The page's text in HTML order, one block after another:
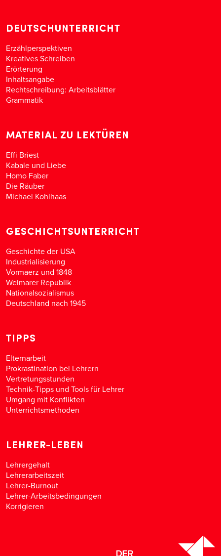
DEUTSCHUNTERRICHT
Erzählperspektiven
Kreatives Schreiben
Erörterung
Inhaltsangabe
Rechtschreibung: Arbeitsblätter
Grammatik
MATERIAL ZU LEKTÜREN
Effi Briest
Kabale und Liebe
Homo Faber
Die Räuber
Michael Kohlhaas
GESCHICHTSUNTERRICHT
Geschichte der USA
Industrialisierung
Vormaerz und 1848
Weimarer Republik
Nationalsozialismus
Deutschland nach 1945
TIPPS
Elternarbeit
Prokrastination bei Lehrern
Vertretungsstunden
Technik-Tipps und Tools für Lehrer
Umgang mit Konflikten
Unterrichtsmethoden
LEHRER-LEBEN
Lehrergehalt
Lehrerarbeitszeit
Lehrer-Burnout
Lehrer-Arbeitsbedingungen
Korrigieren